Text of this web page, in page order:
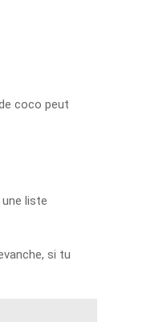
coco peut
liste
si tu